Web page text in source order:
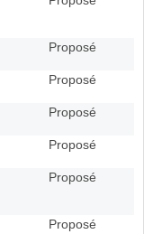
Proposé
Proposé
Proposé
Proposé
Proposé
Proposé